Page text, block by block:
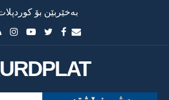
بەخێربێن بۆ